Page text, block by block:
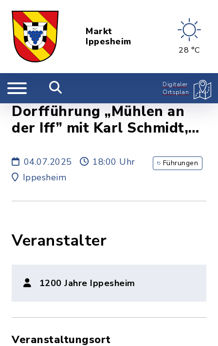
Markt
Ippesheim
28 °C
Digitaler
Ortsplan
Dorfführung „Mühlen an
der Iff” mit Karl Schmidt,
04.07.2025
18:00 Uhr
Ippesheim
Führungen
Veranstalter
1200 Jahre Ippesheim
Veranstaltungsort